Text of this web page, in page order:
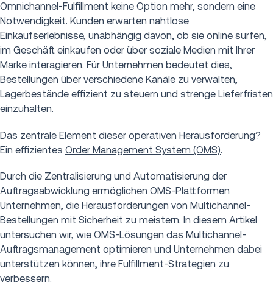
Omnichannel-Fulfillment keine Option mehr, sondern eine
Notwendigkeit. Kunden erwarten nahtlose
Einkaufserlebnisse, unabhängig davon, ob sie online surfen,
im Geschäft einkaufen oder über soziale Medien mit Ihrer
Marke interagieren. Für Unternehmen bedeutet dies,
Bestellungen über verschiedene Kanäle zu verwalten,
Lagerbestände effizient zu steuern und strenge Lieferfristen
einzuhalten.
Das zentrale Element dieser operativen Herausforderung?
Ein effizientes Order Management System (OMS).
Durch die Zentralisierung und Automatisierung der
Auftragsabwicklung ermöglichen OMS-Plattformen
Unternehmen, die Herausforderungen von Multichannel-
Bestellungen mit Sicherheit zu meistern. In diesem Artikel
untersuchen wir, wie OMS-Lösungen das Multichannel-
Auftragsmanagement optimieren und Unternehmen dabei
unterstützen können, ihre Fulfillment-Strategien zu
verbessern.